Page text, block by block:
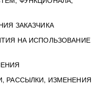
ЗАКАЗЧИКА
НА ИСПОЛЬЗОВАНИЕ
РАССЫЛКИ, ИЗМЕНЕНИЯ